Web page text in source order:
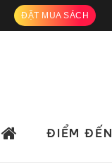
ĐẶT MUA SÁCH
ĐIỂM ĐẾN